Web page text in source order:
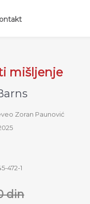
mišljenje
Zoran Paunović
472-1
din